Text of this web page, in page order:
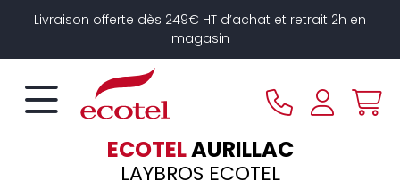
Livraison offerte dès 249€ HT d’achat et retrait 2h en
magasin
ECOTELAURILLAC
LAYBROS ECOTEL
Panneau de gestion des cookies